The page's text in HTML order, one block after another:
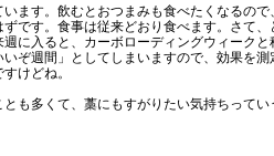
ます。飲むとおつまみも食べたくなるので、
です。食事は従来どおり食べます。さて、
に入ると、カーボローディングウィークと
ぞ週間」としてしまいますので、効果を測
けどね。
も多くて、藁にもすがりたい気持ちってい